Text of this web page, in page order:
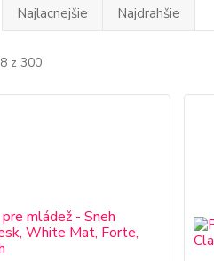
Najlacnejšie Najdrahšie
z 300